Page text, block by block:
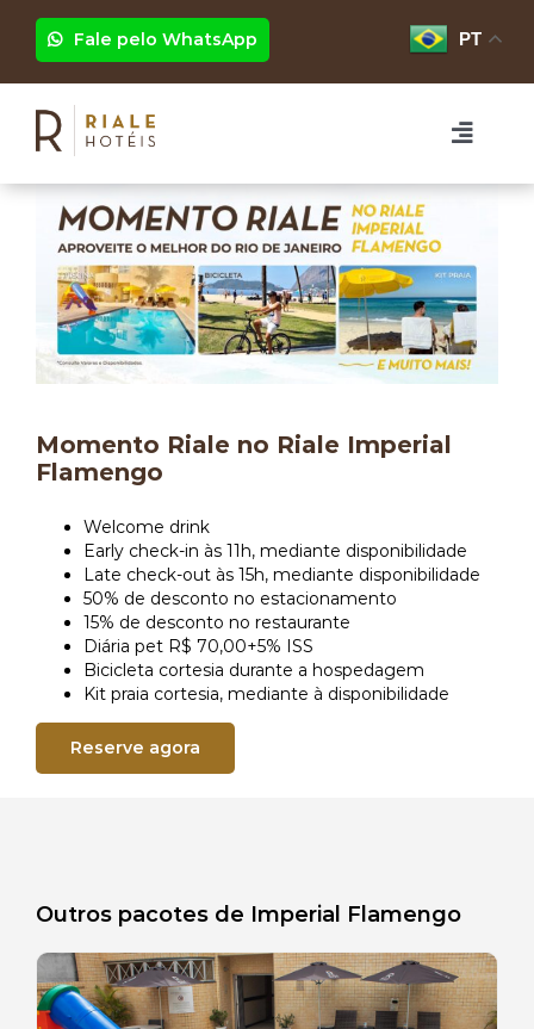
conteúdo
Fale pelo WhatsApp PT
Toggle
RIALE BRISA BARRA
RIALE IMPERIAL FLAMENGO
RIALE VILAMAR COPACABANA
EVENTOS
PROGRAMAÇÃO
GRUPOS
GALERIA RIALE BRISA BARRA
GALERIA RIALE IMPERIAL FLAMENGO
GALERIA RIALE VILAMAR COPACABANA
PACOTES
CADASTRO
CADASTRO SEM FATURAMENTO
Momento Riale no Riale Imperial
Flamengo
Welcome drink
Early check-in às 11h, mediante disponibilidade
Late check-out às 15h, mediante disponibilidade
50% de desconto no estacionamento
15% de desconto no restaurante
Diária pet R$ 70,00+5% ISS
Bicicleta cortesia durante a hospedagem
Kit praia cortesia, mediante à disponibilidade
Reserve agora
Outros pacotes de Imperial Flamengo